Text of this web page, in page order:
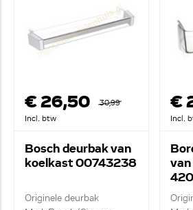
€ 26,50
30,99
Incl. btw
Bosch deurbak van
koelkast 00743238
Originele deurbak
€
Incl.